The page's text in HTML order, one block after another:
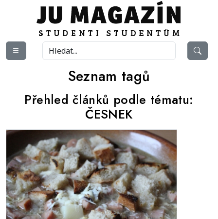
Seznam tagů
Přehled článků podle tématu:
ČESNEK